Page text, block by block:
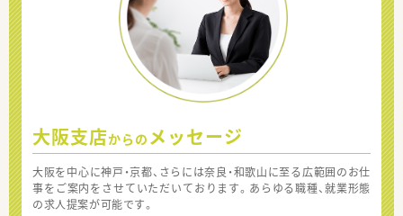
大阪支店からの メッセージ
大阪を中心に神戸・京都、さらには奈良・和歌山に至る広範囲のお仕
事をご案内をさせていただいております。あらゆる職種、就業形態
の求人提案が可能です。